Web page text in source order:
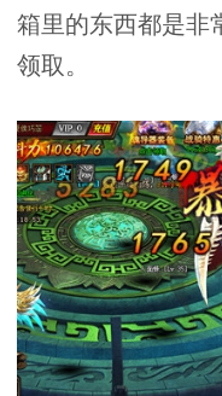
箱里的东西都是非
领取。